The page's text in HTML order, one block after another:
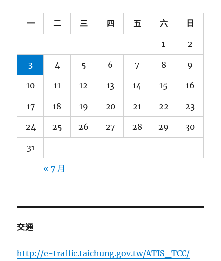
一 二 三 四 五 六 日
1 2
3 4 5 6 7 8 9
10 11 12 13 14 15 16
17 18 19 20 21 22 23
24 25 26 27 28 29 30
31
« 7 月
交通
http://e-traffic.taichung.gov.tw/ATIS_TCC/